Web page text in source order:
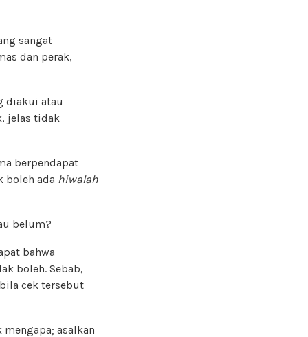
sangat
dan perak,
diakui atau
jelas tidak
berpendapat
boleh ada hiwalah
belum?
bahwa
boleh. Sebab,
cek tersebut
asalkan